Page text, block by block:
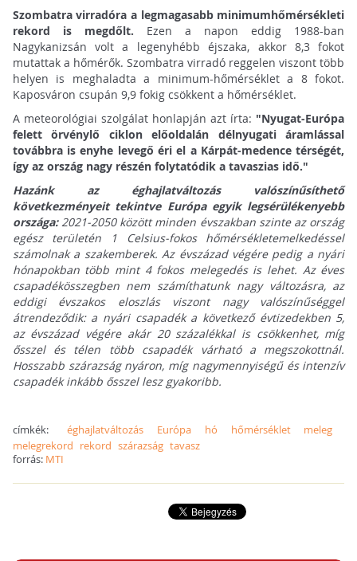
Szombatra virradóra a legmagasabb minimumhőmérsékleti
rekord is megdőlt. Ezen a napon eddig 1988-ban
Nagykanizsán volt a legenyhébb éjszaka, akkor 8,3 fokot
mutattak a hőmérők. Szombatra virradó reggelen viszont több
helyen is meghaladta a minimum-hőmérséklet a 8 fokot.
Kaposváron csupán 9,9 fokig csökkent a hőmérséklet.
A meteorológiai szolgálat honlapján azt írta: "Nyugat-Európa
felett örvénylő ciklon előoldalán délnyugati áramlással
továbbra is enyhe levegő éri el a Kárpát-medence térségét,
így az ország nagy részén folytatódik a tavaszias idő."
Hazánk az éghajlatváltozás valószínűsíthető
következményeit tekintve Európa egyik legsérülékenyebb
országa:2021-2050 között minden évszakban szinte az ország
egész területén 1 Celsius-fokos hőmérsékletemelkedéssel
számolnak a szakemberek. Az évszázad végére pedig a nyári
hónapokban több mint 4 fokos melegedés is lehet. Az éves
csapadékösszegben nem számíthatunk nagy változásra, az
eddigi évszakos eloszlás viszont nagy valószínűséggel
átrendeződik: a nyári csapadék a következő évtizedekben 5,
az évszázad végére akár 20 százalékkal is csökkenhet, míg
ősszel és télen több csapadék várható a megszokottnál.
Hosszabb szárazság nyáron, míg nagymennyiségű és intenzív
csapadék inkább ősszel lesz gyakoribb.
címkék:éghajlatváltozás Európa hó hőmérséklet
meleg
melegrekord rekord szárazság tavasz
forrás: MTI